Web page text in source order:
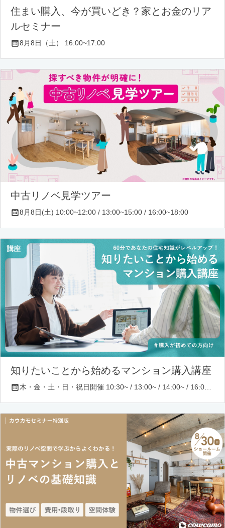
住まい購入、今が買いどき？家とお金のリア
ルセミナー
8月8日（土） 16:00~17:00
中古リノベ見学ツアー
8月8日(土) 10:00~12:00 / 13:00~15:00 / 16:00~18:00
知りたいことから始めるマンション購入講座
木・金・土・日・祝日開催 10:30~ / 13:00~ / 14:00~ / 16:00~ / 17:00~/ 18:30~/ 19:30~